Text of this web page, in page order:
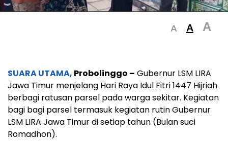
A A A
SUARA UTAMA, Probolinggo – Gubernur LSM LIRA
Jawa Timur menjelang Hari Raya Idul Fitri 1447 Hijriah
berbagi ratusan parsel pada warga sekitar. Kegiatan
bagi bagi parsel termasuk kegiatan rutin Gubernur
LSM LIRA Jawa Timur di setiap tahun (Bulan suci
Romadhon).